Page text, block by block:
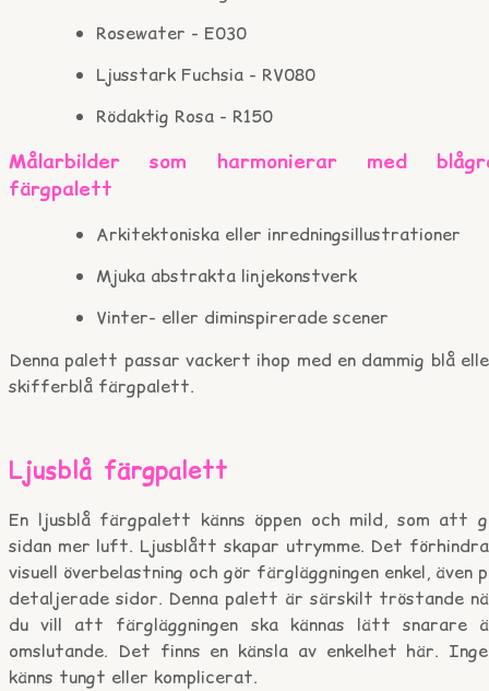
Rosewater - E030
Ljusstark Fuchsia - RV080
Rödaktig Rosa - R150
Målarbilder som harmonierar med
färgpalett
Arkitektoniska eller inredningsillustrationer
Mjuka abstrakta linjekonstverk
Vinter- eller diminspirerade scener
Denna palett passar vackert ihop med en dammig blå
skifferblå färgpalett.
Ljusblå färgpalett
En ljusblå färgpalett känns öppen och mild, som att
sidan mer luft. Ljusblått skapar utrymme. Det
visuell överbelastning och gör färgläggningen enkel, även
detaljerade sidor. Denna palett är särskilt tröstande
du vill att färgläggningen ska kännas lätt snarare
omslutande. Det finns en känsla av enkelhet här.
känns tungt eller komplicerat.